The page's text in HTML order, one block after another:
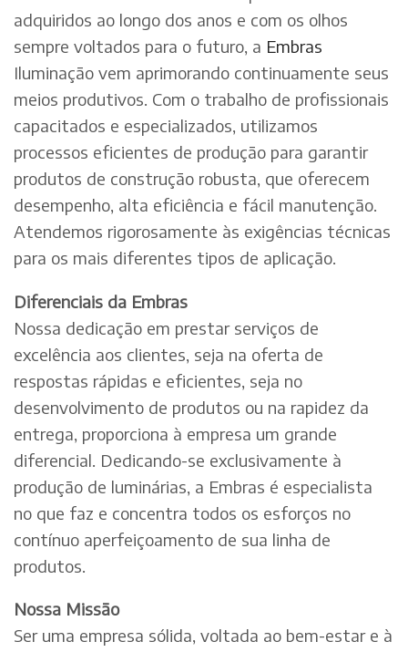
adquiridos ao longo dos anos e com os olhos
sempre voltados para o futuro, a Embras
Iluminação vem aprimorando continuamente seus
meios produtivos. Com o trabalho de profissionais
capacitados e especializados, utilizamos
processos eficientes de produção para garantir
produtos de construção robusta, que oferecem
desempenho, alta eficiência e fácil manutenção.
Atendemos rigorosamente às exigências técnicas
para os mais diferentes tipos de aplicação.
Diferenciais da Embras
Nossa dedicação em prestar serviços de
excelência aos clientes, seja na oferta de
respostas rápidas e eficientes, seja no
desenvolvimento de produtos ou na rapidez da
entrega, proporciona à empresa um grande
diferencial. Dedicando-se exclusivamente à
produção de luminárias, a Embras é especialista
no que faz e concentra todos os esforços no
contínuo aperfeiçoamento de sua linha de
produtos.
Nossa Missão
Ser uma empresa sólida, voltada ao bem-estar e à